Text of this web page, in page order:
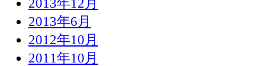
2013年12月
2013年6月
2012年10月
2011年10月